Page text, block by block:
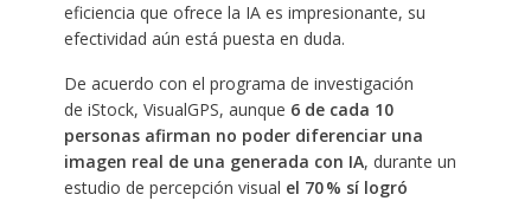
eficiencia que ofrece la IA es impresionante, su
efectividad aún está puesta en duda. ​
De acuerdo con el programa de investigación
de iStock, VisualGPS, aunque 6 de cada 10
personas afirman no poder diferenciar una
imagen real de una generada con IA, durante un
estudio de percepción visual el 70 % sí logró